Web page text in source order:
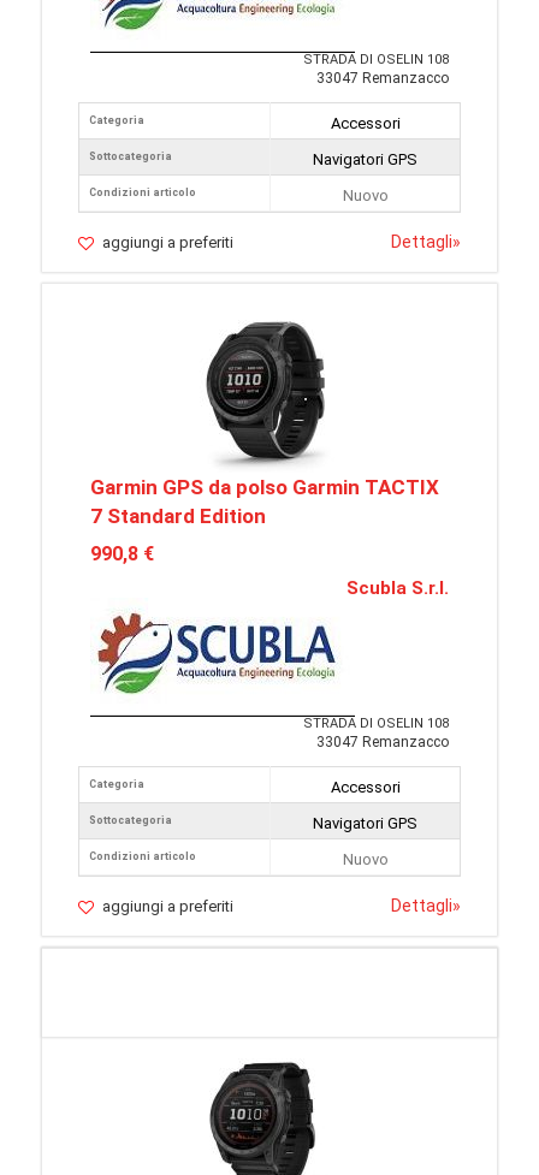
STRADA DI OSELIN 108
33047 Remanzacco
Categoria
Sottocategoria
Condizioni articolo
Accessori
Navigatori GPS
Nuovo
aggiungi a preferiti Dettagli»
Garmin GPS da polso Garmin TACTIX
7 Standard Edition
990,8 €
Scubla S.r.l.
STRADA DI OSELIN 108
33047 Remanzacco
Categoria
Sottocategoria
Condizioni articolo
Accessori
Navigatori GPS
Nuovo
aggiungi a preferiti Dettagli»